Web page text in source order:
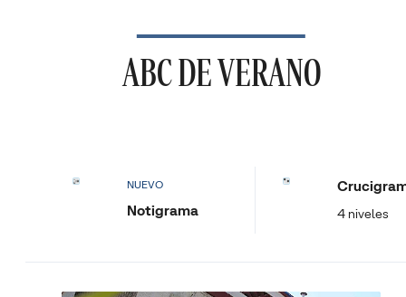
ABC DE VERANO
NUEVO
Notigrama 4 niveles